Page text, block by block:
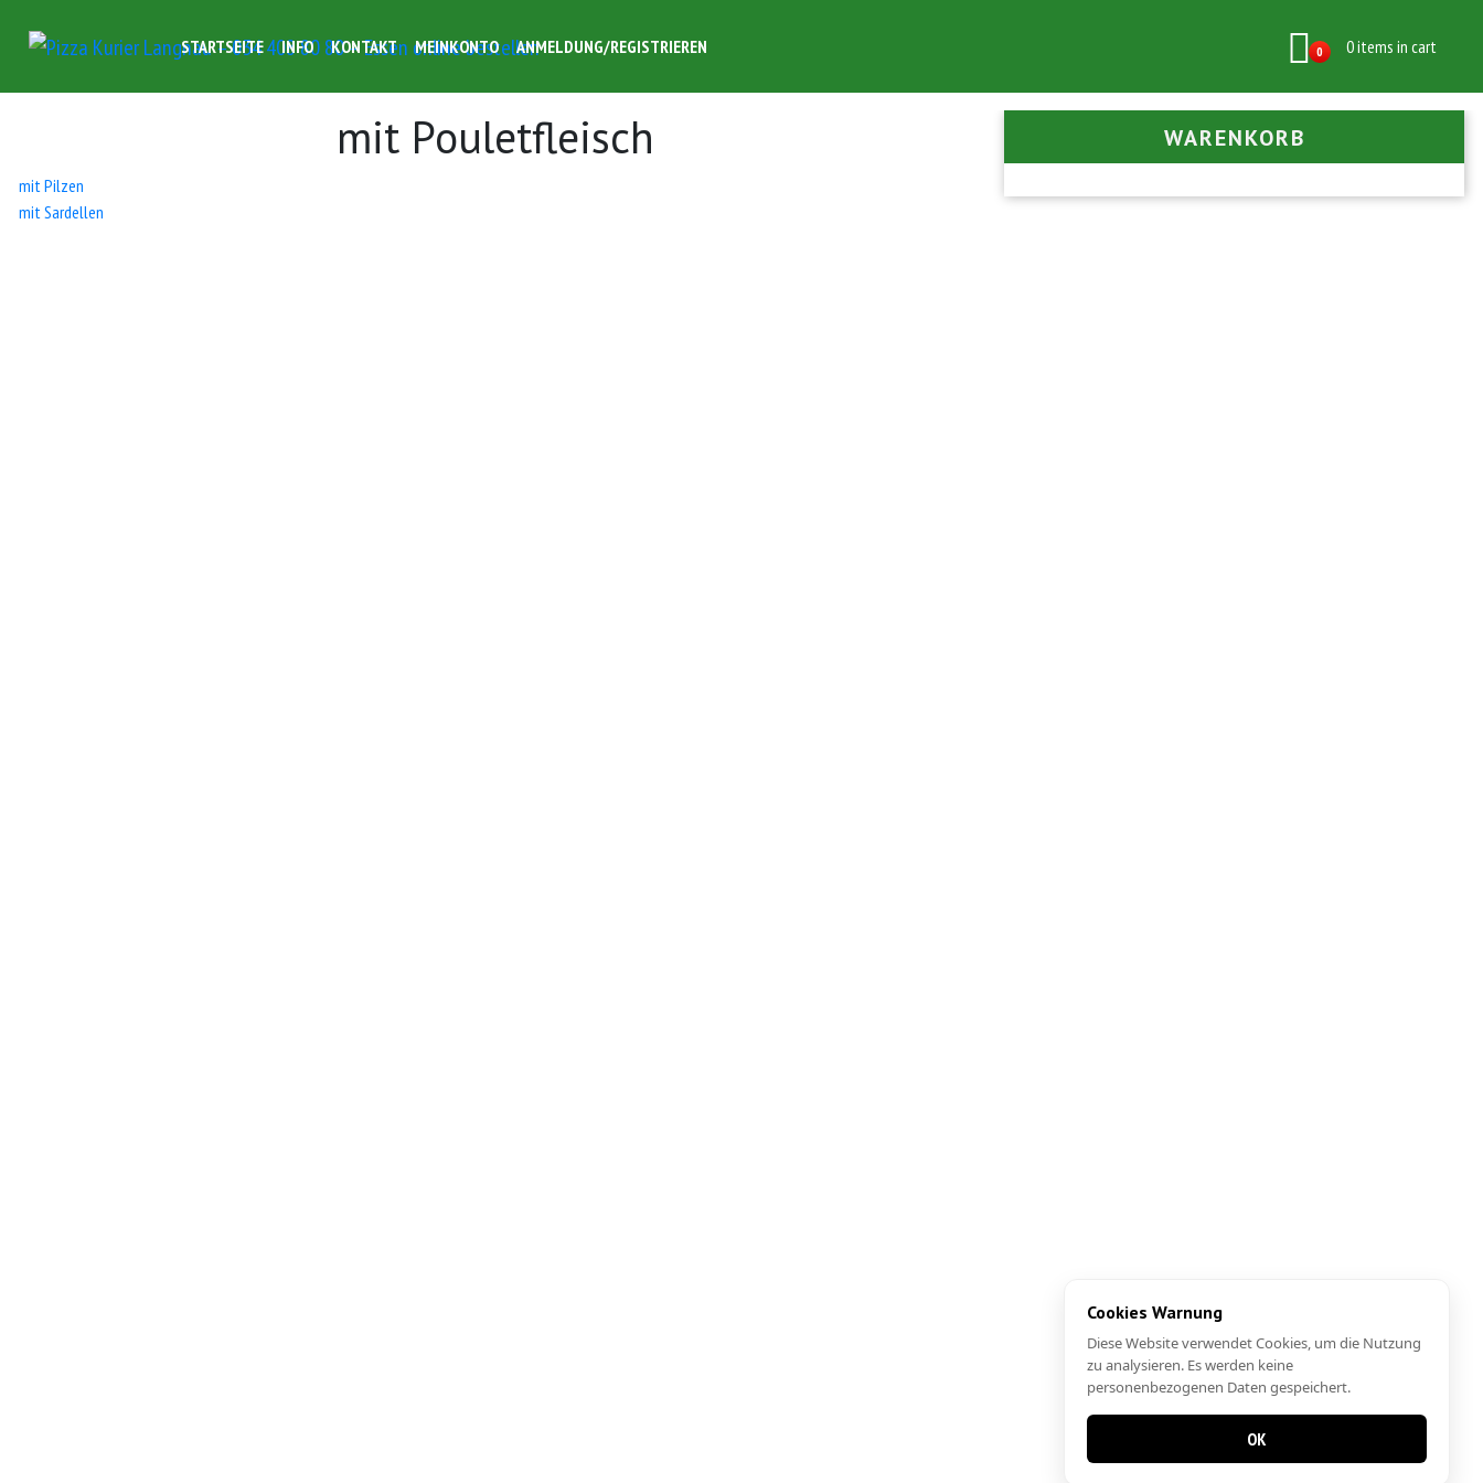
STARTSEITE INFO KONTAKT MEINKONTO ANMELDUNG/REGISTRIEREN 0 0 items in cart
mit Pouletfleisch
Beitrags-
Navigation
mit Pilzen
mit Sardellen
WARENKORB
Cookies Warnung
Diese Website verwendet Cookies, um die Nutzung
zu analysieren. Es werden keine
personenbezogenen Daten gespeichert.
OK